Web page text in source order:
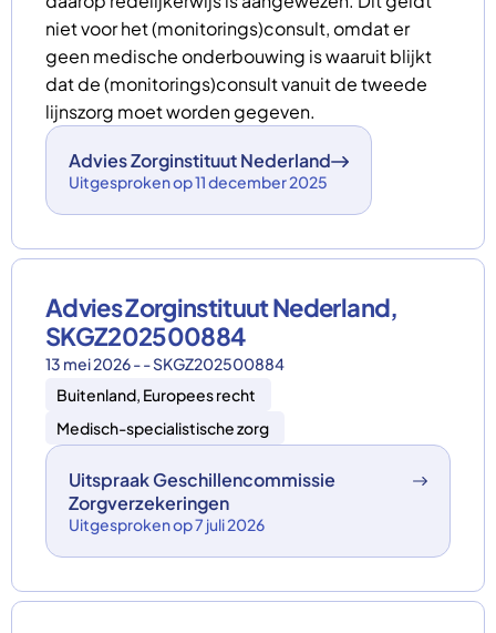
niet voor het (monitorings)consult, omdat er
geen medische onderbouwing is waaruit blijkt
dat de (monitorings)consult vanuit de tweede
lijnszorg moet worden gegeven.
Advies Zorginstituut Nederland
Uitgesproken op 11 december 2025
Advies Zorginstituut Nederland,
SKGZ202500884
13 mei 2026 - - SKGZ202500884
Buitenland, Europees recht
Medisch-specialistische zorg
Uitspraak Geschillencommissie
Zorgverzekeringen
Uitgesproken op 7 juli 2026